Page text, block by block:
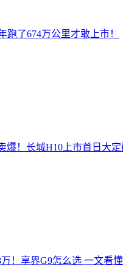
跑了674万公里才敢上市！
爆！长城H10上市首日大定
！享界G9怎么选 一文看懂